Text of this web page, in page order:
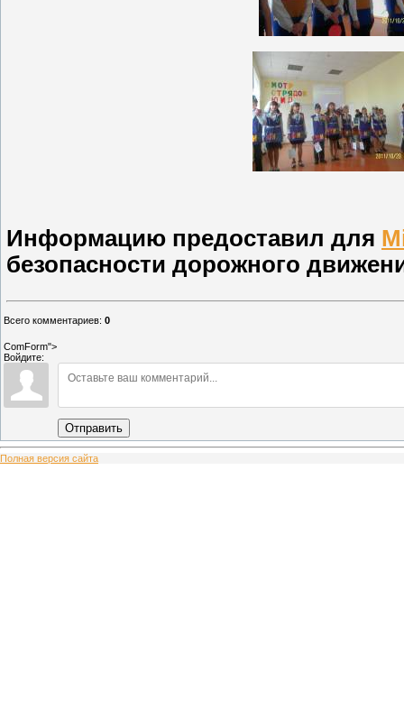
Информацию предоставил для
безопасности дорожного
Всего комментариев: 0
ComForm">
Войдите:
Отправить
Полная версия сайта